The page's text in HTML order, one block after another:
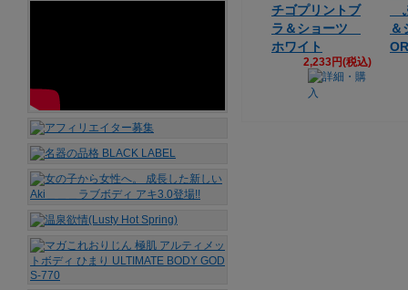
チゴプリントブ
ラ＆ショーツ
ホワイト
2,233円(税込)